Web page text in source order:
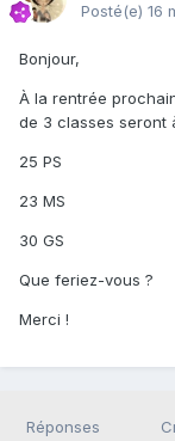
Posté(e) 16
Bonjour,
À la rentrée
de 3 classes seront
25 PS
23 MS
30 GS
Que feriez-vous ?
Merci !
Réponses